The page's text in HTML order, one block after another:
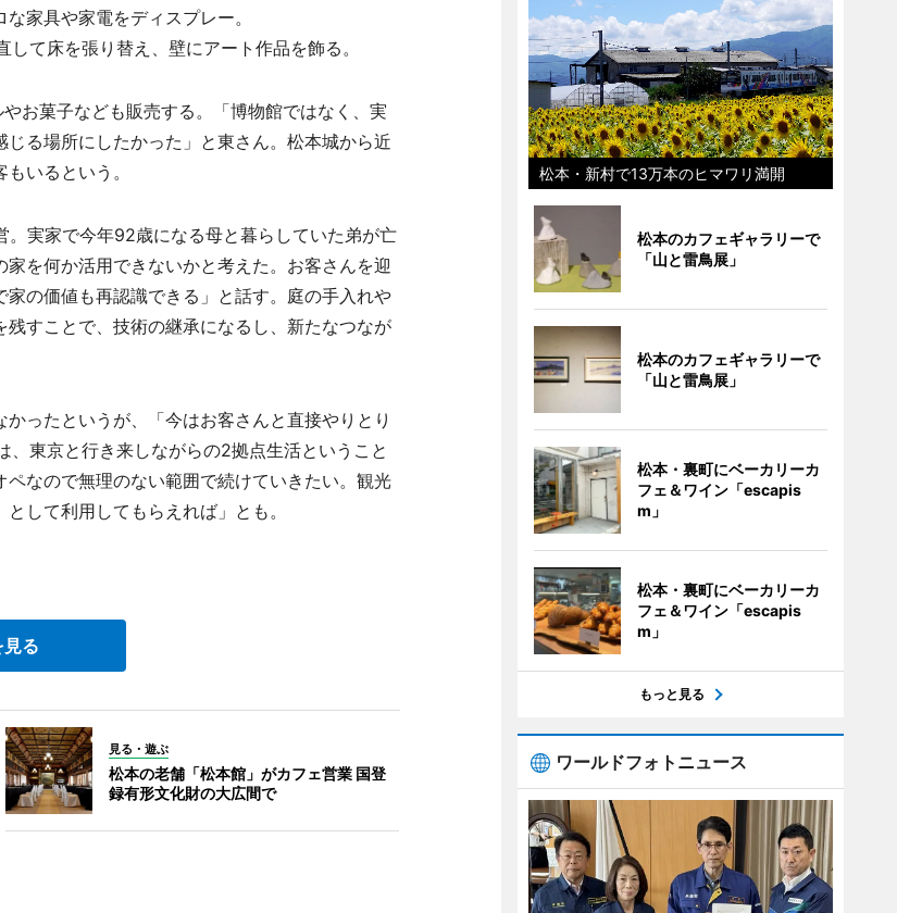
家具や家電をディスプレー。
て床を張り替え、壁にアート作品を飾る。
お菓子なども販売する。「博物館ではなく、実
る場所にしたかった」と東さん。松本城から近
いるという。
実家で今年92歳になる母と暮らしていた弟が亡
を何か活用できないかと考えた。お客さんを迎
の価値も再認識できる」と話す。庭の手入れや
すことで、技術の継承になるし、新たなつなが
ったというが、「今はお客さんと直接やりとり
東京と行き来しながらの2拠点生活ということ
なので無理のない範囲で続けていきたい。観光
して利用してもらえれば」とも。
る
見る・遊ぶ
松本の老舗「松本館」がカフェ営業 国登
録有形文化財の大広間で
松本・新村で13万本のヒマワリ満開
松本のカフェギャラリーで
「山と雷鳥展」
松本のカフェギャラリーで
「山と雷鳥展」
松本・裏町にベーカリーカ
フェ＆ワイン「escapis
m」
松本・裏町にベーカリーカ
フェ＆ワイン「escapis
m」
もっと見る
ワールドフォトニュース